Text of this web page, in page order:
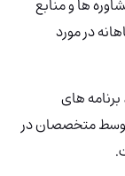
در مورد
های
توسط متخصصان در